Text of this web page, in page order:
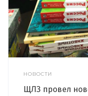
НОВОСТИ
ЩЛЗ провел